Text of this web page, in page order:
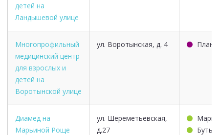
детей на
Ландышевой улице
Многопрофильный
медицинский центр
для взрослых и
детей на
Воротынской улице
ул. Воротынская, д. 4
Диамед на
Марьиной Роще
ул. Шереметьевская,
д.27